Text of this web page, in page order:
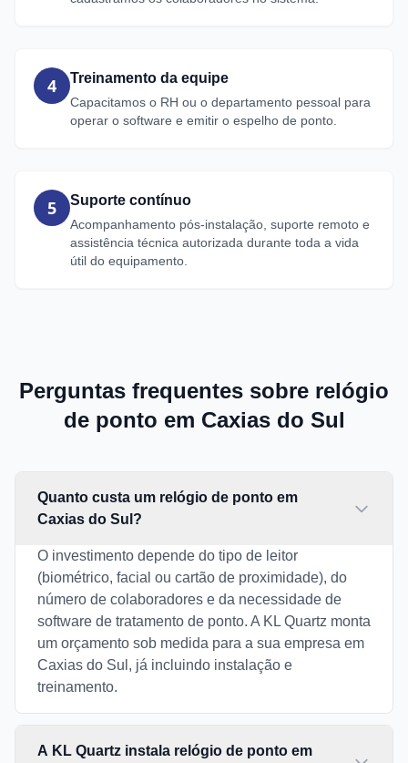
4 Treinamento da equipe
Capacitamos o RH ou o departamento pessoal para
operar o software e emitir o espelho de ponto.
5 Suporte contínuo
Acompanhamento pós-instalação, suporte remoto e
assistência técnica autorizada durante toda a vida
útil do equipamento.
Perguntas frequentes sobre relógio
de ponto em Caxias do Sul
Quanto custa um relógio de ponto em
Caxias do Sul?
O investimento depende do tipo de leitor
(biométrico, facial ou cartão de proximidade), do
número de colaboradores e da necessidade de
software de tratamento de ponto. A KL Quartz monta
um orçamento sob medida para a sua empresa em
Caxias do Sul, já incluindo instalação e
treinamento.
A KL Quartz instala relógio de ponto em